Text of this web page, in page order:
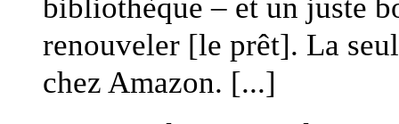
renouveler [le prêt]. La
chez Amazon. [...]